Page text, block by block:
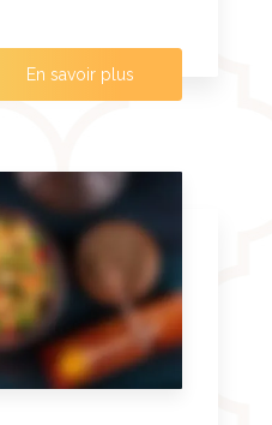
En savoir plus